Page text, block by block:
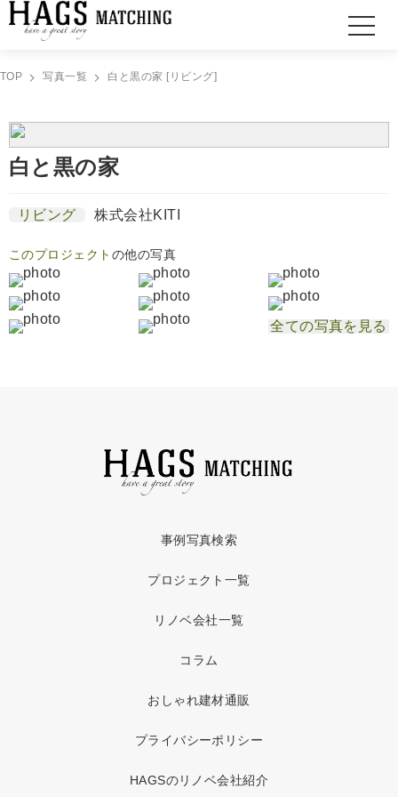
TOP 写真一覧 白と黒の家 [リビング]
白と黒の家
リビング 株式会社KITI
このプロジェクト の他の写真
全ての写真を見る
事例写真検索
プロジェクト一覧
リノベ会社一覧
コラム
おしゃれ建材通販
プライバシーポリシー
HAGSのリノベ会社紹介